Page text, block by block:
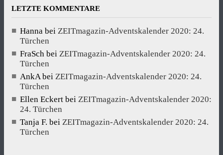
LETZTE KOMMENTARE
Hanna bei ZEITmagazin-Adventskalender 2020: 24.
Türchen
FraSch bei ZEITmagazin-Adventskalender 2020: 24.
Türchen
AnkAbei ZEITmagazin-Adventskalender 2020: 24.
Türchen
Ellen Eckert bei ZEITmagazin-Adventskalender 2020:
24. Türchen
Tanja F. bei ZEITmagazin-Adventskalender 2020: 24.
Türchen